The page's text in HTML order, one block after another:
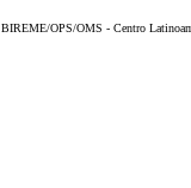
BIREME/OPS/OMS - Centro